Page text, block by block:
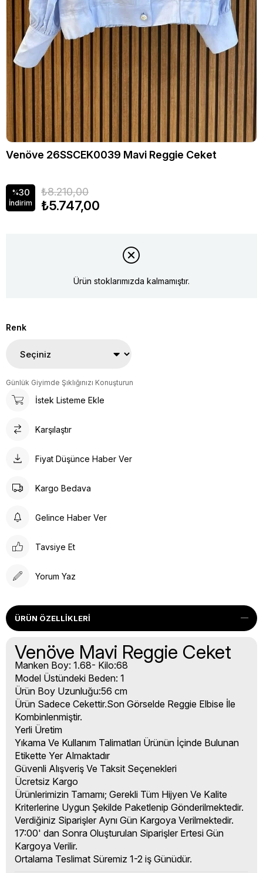
Venöve 26SSCEK0039 Mavi Reggie Ceket
%30
İndirim
₺8.210,00
₺5.747,00
Ürün stoklarımızda kalmamıştır.
Renk
Günlük Giyimde Şıklığınızı Konuşturun
İstek Listeme Ekle
Karşılaştır
Fiyat Düşünce Haber Ver
Kargo Bedava
Gelince Haber Ver
Tavsiye Et
Yorum Yaz
ÜRÜN ÖZELLIKLERI
Venöve Mavi Reggie Ceket
Manken Boy: 1.68- Kilo:68
Model Üstündeki Beden: 1
Ürün Boy Uzunluğu:56 cm
Ürün Sadece Cekettir.Son Görselde Reggie Elbise İle
Kombinlenmiştir.
Yerli Üretim
Yıkama Ve Kullanım Talimatları Ürünün İçinde Bulunan
Etikette Yer Almaktadır
Güvenli Alışveriş Ve Taksit Seçenekleri
Ücretsiz Kargo
Ürünlerimizin Tamamı; Gerekli Tüm Hijyen Ve Kalite
Kriterlerine Uygun Şekilde Paketlenip Gönderilmektedir.
Verdiğiniz Siparişler Aynı Gün Kargoya Verilmektedir.
17:00' dan Sonra Oluşturulan Siparişler Ertesi Gün
Kargoya Verilir.
Ortalama Teslimat Süremiz 1-2 iş Günüdür.